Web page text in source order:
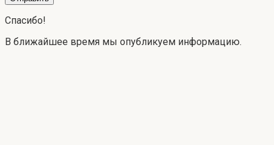
Спасибо!
В ближайшее время мы опубликуем информацию.